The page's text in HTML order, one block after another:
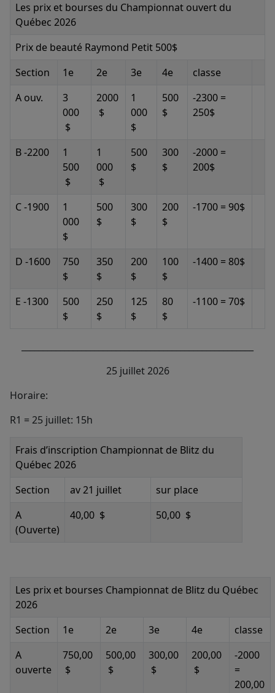
Les prix et bourses du Championnat ouvert du
Québec 2026
Prix de beauté Raymond Petit 500$
Section
1e 2e 3e 4e
classe
A ouv.
3
000
$
2000
$
1
000
$
500
$
-2300 =
250$
B -2200
1
500
$
1
000
$
500
$
300
$
-2000 =
200$
C -1900
1
000
$
500
$
300
$
200
$
-1700 = 90$
D -1600
750
$
350
$
200
$
100
$
-1400 = 80$
E -1300
500
$
250
$
125
$
80
$
-1100 = 70$
25 juillet 2026
Horaire:
R1 = 25 juillet: 15h
Frais d’inscription Championnat de Blitz du
Québec 2026
Section
av 21 juillet
sur place
A
(Ouverte)
40,00 $ 50,00 $
Les prix et bourses Championnat de Blitz du Québec
2026
Section
1e 2e 3e 4e
classe
A
ouverte
750,00
$
500,00
$
300,00
$
200,00
$
-2000
=
200,00